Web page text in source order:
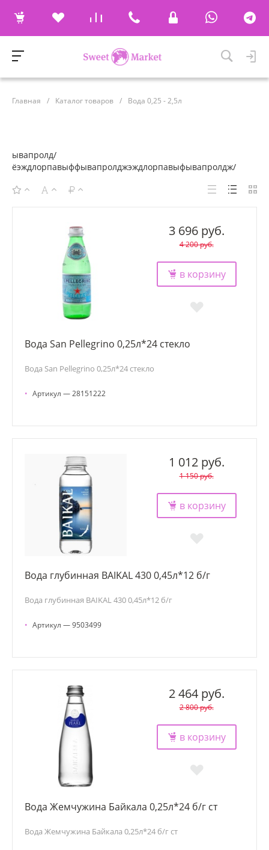
Главная / Каталог товаров / Вода 0,25 - 2,5л
ывапролд/
ёэждлорпавыффывапролджэждлорпавыфывапролдж/
3 696 руб.
4 200 руб.
в корзину
Вода San Pellegrino 0,25л*24 стекло
Вода San Pellegrino 0,25л*24 стекло
• Артикул — 28151222
1 012 руб.
1 150 руб.
в корзину
Вода глубинная BAIKAL 430 0,45л*12 б/г
Вода глубинная BAIKAL 430 0,45л*12 б/г
• Артикул — 9503499
2 464 руб.
2 800 руб.
в корзину
Вода Жемчужина Байкала 0,25л*24 б/г ст
Вода Жемчужина Байкала 0,25л*24 б/г ст